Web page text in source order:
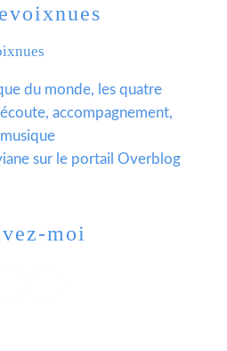
du monde, les quatre
accompagnement,
musique
sur le portail Overblog
moi